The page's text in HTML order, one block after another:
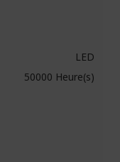
LED
50000 Heure(s)